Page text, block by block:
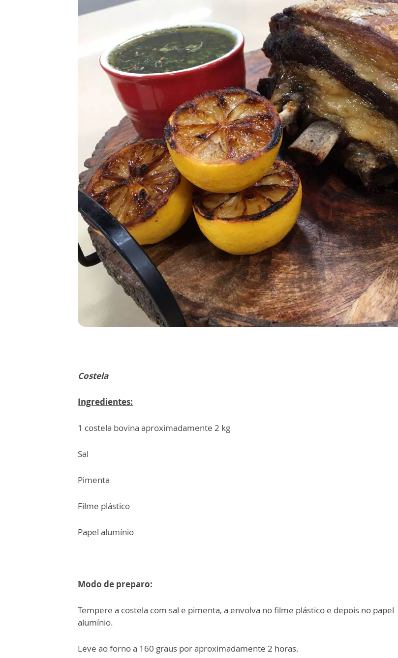
Costela
Ingredientes:
1 costela bovina aproximadamente 2 kg
Sal
Pimenta
Filme plástico
Papel alumínio
Modo de preparo:
Tempere a costela com sal e pimenta, a envolva no filme plástico e depois no papel
alumínio.
Leve ao forno a 160 graus por aproximadamente 2 horas.